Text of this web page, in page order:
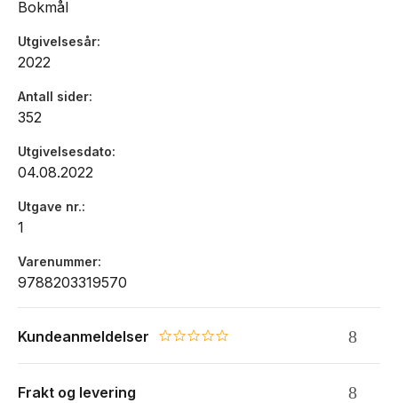
På nettstedet til læremiddelet får elevene god hjelp både til
repetisjon, refleksjon og øvelse i fagstoffet.
Bokmål
Utgivelsesår
2022
Antall sider
352
Utgivelsesdato
04.08.2022
Utgave nr.
1
Varenummer
9788203319570
Kundeanmeldelser 0.0 star rating
Frakt og levering